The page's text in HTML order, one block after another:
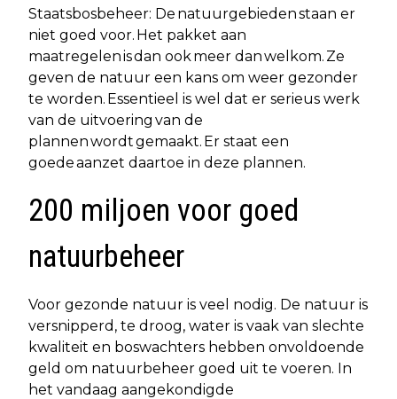
Staatsbosbeheer: De natuurgebieden staan er
niet goed voor. Het pakket aan
maatregelen is dan ook meer dan welkom. Ze
geven de natuur een kans om weer gezonder
te worden. Essentieel is wel dat er serieus werk
van de uitvoering van de
plannen wordt gemaakt. Er staat een
goede aanzet daartoe in deze plannen.
200 miljoen voor goed
natuurbeheer
Voor gezonde natuur is veel nodig. De natuur is
versnipperd, te droog, water is vaak van slechte
kwaliteit en boswachters hebben onvoldoende
geld om natuurbeheer goed uit te voeren. In
het vandaag aangekondigde